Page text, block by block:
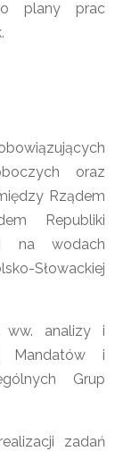
plany prac
oraz
Rządem
Republiki
na wodach
Słowackiej
ww. analizy i
Mandatów i
Grup
zadań